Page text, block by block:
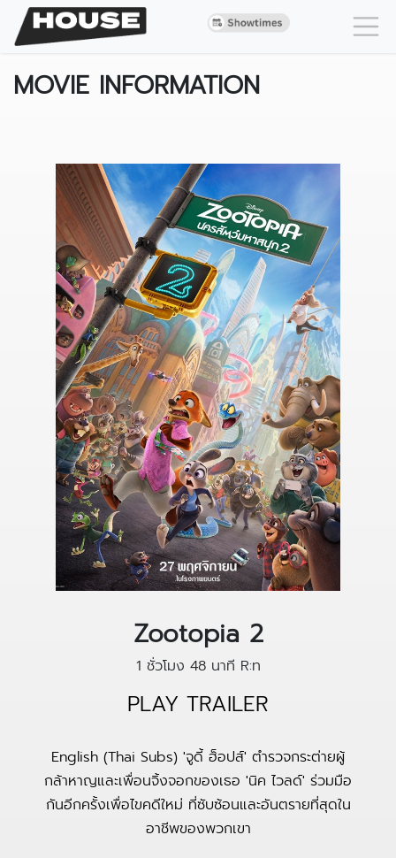
MOVIE INFORMATION
Zootopia 2
1 ชั่วโมง 48 นาที R:ท
PLAY TRAILER
English (Thai Subs) 'จูดี้ ฮ็อปส์' ตำรวจกระต่ายผู้
กล้าหาญและเพื่อนจิ้งจอกของเธอ 'นิค ไวลด์' ร่วมมือ
กันอีกครั้งเพื่อไขคดีใหม่ ที่ซับซ้อนและอันตรายที่สุดใน
อาชีพของพวกเขา